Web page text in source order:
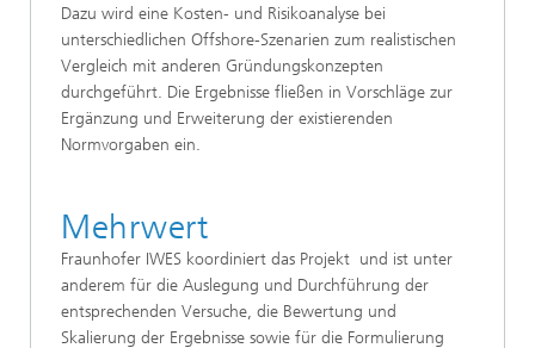
Dazu wird eine Kosten- und Risikoanalyse bei
unterschiedlichen Offshore-Szenarien zum realistischen
Vergleich mit anderen Gründungskonzepten
durchgeführt. Die Ergebnisse fließen in Vorschläge zur
Ergänzung und Erweiterung der existierenden
Normvorgaben ein.
Mehrwert
Fraunhofer IWES koordiniert das Projekt und ist unter
anderem für die Auslegung und Durchführung der
entsprechenden Versuche, die Bewertung und
Skalierung der Ergebnisse sowie für die Formulierung